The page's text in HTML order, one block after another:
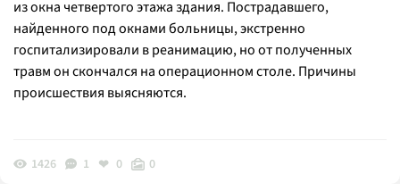
из окна четвертого этажа здания. Пострадавшего,
найденного под окнами больницы, экстренно
госпитализировали в реанимацию, но от полученных
травм он скончался на операционном столе. Причины
происшествия выясняются.
1426 1 0 0